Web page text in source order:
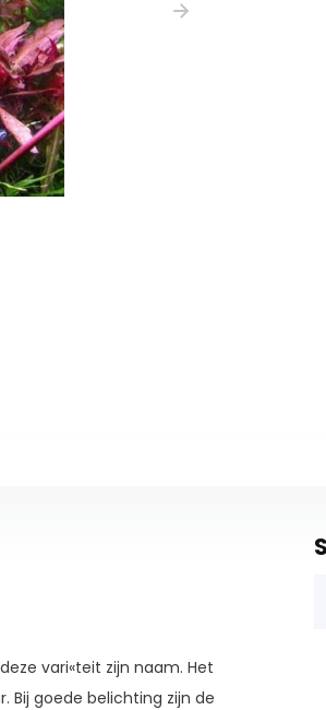
vari«teit zijn naam. Het
Bij goede belichting zijn de